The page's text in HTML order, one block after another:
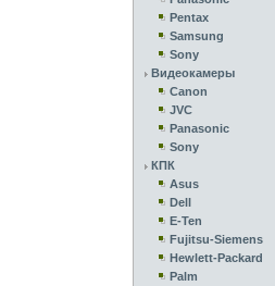
Pentax
Samsung
Sony
Видеокамеры
Canon
JVC
Panasonic
Sony
КПК
Asus
Dell
E-Ten
Fujitsu-Siemens
Hewlett-Packard
Palm